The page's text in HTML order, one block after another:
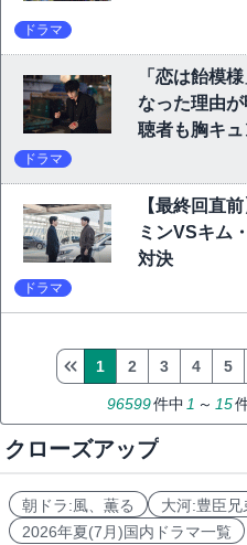
ドラマ
「恋は飴模
なった理由
聴者も胸キュ
ドラマ
【最終回直
ミンVSキム
対決
ドラマ
96599件中 1 ～ 15
1 2 3 4 5
クローズアップ
朝ドラ:風、薫る 大河:豊臣兄
2026年夏(7月)国内ドラマ一覧